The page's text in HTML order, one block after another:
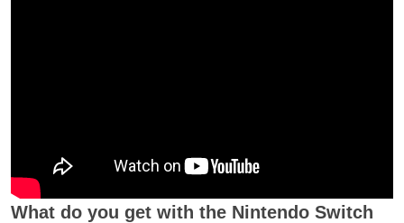
What do you get with the Nintendo Switch